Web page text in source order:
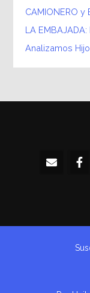
CAMIONERO y
LA
Analizamos